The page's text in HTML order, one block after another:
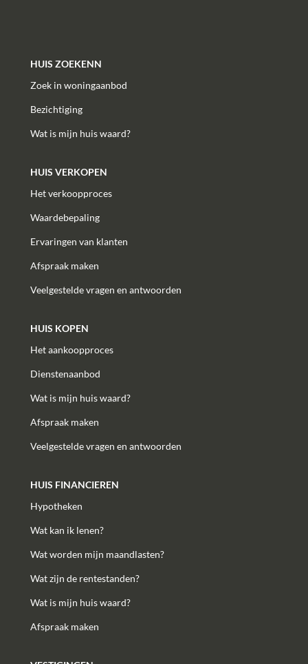
HUIS ZOEKENN
Zoek in woningaanbod
Bezichtiging
Wat is mijn huis waard?
HUIS VERKOPEN
Het verkoopproces
Waardebepaling
Ervaringen van klanten
Afspraak maken
Veelgestelde vragen en antwoorden
HUIS KOPEN
Het aankoopproces
Dienstenaanbod
Wat is mijn huis waard?
Afspraak maken
Veelgestelde vragen en antwoorden
HUIS FINANCIEREN
Hypotheken
Wat kan ik lenen?
Wat worden mijn maandlasten?
Wat zijn de rentestanden?
Wat is mijn huis waard?
Afspraak maken